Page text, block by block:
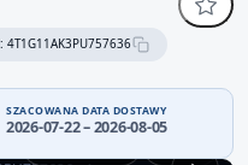
4T1G11AK3PU757636
SZACOWANA DATA DOSTAWY
2026-07-22 – 2026-08-05